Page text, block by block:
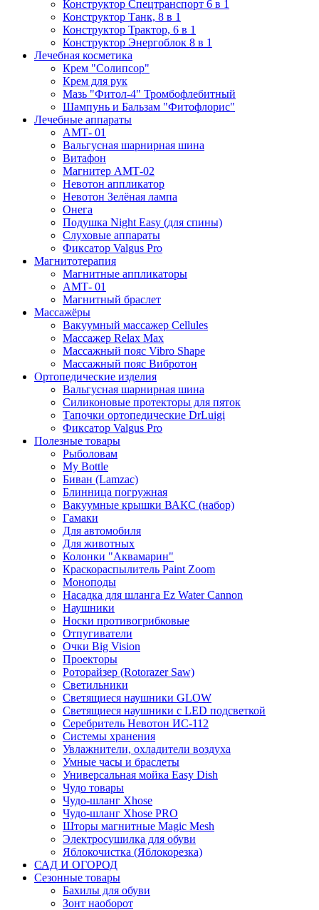
Конструктор Спецтранспорт 6 в 1
Конструктор Танк, 8 в 1
Конструктор Трактор, 6 в 1
Конструктор Энергоблок 8 в 1
Лечебная косметика
Крем "Солипсор"
Крем для рук
Мазь "Фитол-4" Тромбофлебитный
Шампунь и Бальзам "Фитофлорис"
Лечебные аппараты
АМТ- 01
Вальгусная шарнирная шина
Витафон
Магнитер АМТ-02
Невотон аппликатор
Невотон Зелёная лампа
Онега
Подушка Night Easy (для спины)
Слуховые аппараты
Фиксатор Valgus Pro
Магнитотерапия
Магнитные аппликаторы
АМТ- 01
Магнитный браслет
Массажёры
Вакуумный массажер Cellules
Массажер Relax Max
Массажный пояс Vibro Shape
Массажный пояс Вибротон
Ортопедические изделия
Вальгусная шарнирная шина
Силиконовые протекторы для пяток
Тапочки ортопедические DrLuigi
Фиксатор Valgus Pro
Полезные товары
Рыболовам
My Bottle
Биван (Lamzac)
Блинница погружная
Вакуумные крышки ВАКС (набор)
Гамаки
Для автомобиля
Для животных
Колонки "Аквамарин"
Краскораспылитель Paint Zoom
Моноподы
Насадка для шланга Ez Water Cannon
Наушники
Носки противогрибковые
Отпугиватели
Очки Big Vision
Проекторы
Роторайзер (Rotorazer Saw)
Светильники
Светящиеся наушники GLOW
Светящиеся наушники с LED подсветкой
Серебритель Невотон ИС-112
Системы хранения
Увлажнители, охладители воздуха
Умные часы и браслеты
Универсальная мойка Easy Dish
Чудо товары
Чудо-шланг Xhose
Чудо-шланг Xhose PRO
Шторы магнитные Magic Mesh
Электросушилка для обуви
Яблокочистка (Яблокорезка)
САД И ОГОРОД
Сезонные товары
Бахилы для обуви
Зонт наоборот